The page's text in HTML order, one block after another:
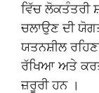
ਵਿੱਚ ਲੋਕਤੰਤਰੀ
ਚਲਾਉਣ ਦੀ
ਯਤਨਸ਼ੀਲ
ਰੱਖਿਆ ਅਤੇ
ਜ਼ਰੂਰੀ ਹਨ ।